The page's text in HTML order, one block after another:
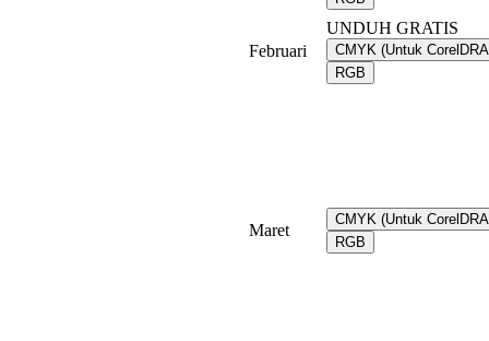
Februari
UNDUH GRATIS
CMYK (Untuk
RGB
Maret
CMYK (Untuk
RGB